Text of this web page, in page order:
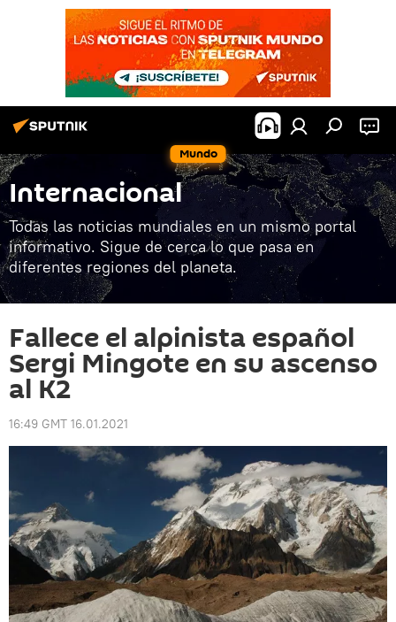
Mundo
Internacional
Todas las noticias mundiales en un mismo portal
informativo. Sigue de cerca lo que pasa en
diferentes regiones del planeta.
Fallece el alpinista español
Sergi Mingote en su ascenso
al K2
16:49 GMT 16.01.2021